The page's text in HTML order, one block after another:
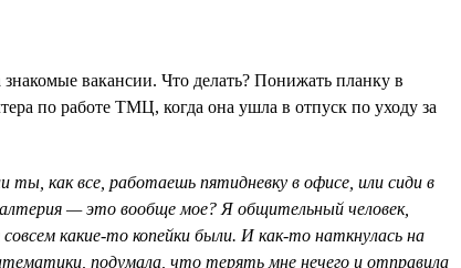
вакансии. Что делать? Понижать планку в
по работе ТМЦ, когда она ушла в отпуск по уходу за
ты, как все, работаешь пятидневку в офисе, или сиди в
— это вообще мое? Я общительный человек,
какие-то копейки были. И как-то наткнулась на
подумала, что терять мне нечего и отправила